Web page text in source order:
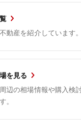
動産を紹介しています。
を見る
辺の相場情報や購入検
。